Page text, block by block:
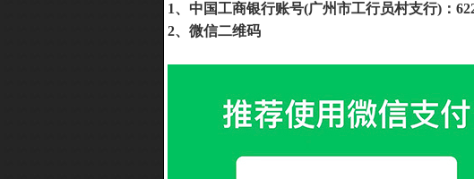
1、中国工商银行账号(广州市工行员村支行)：
2、微信二维码